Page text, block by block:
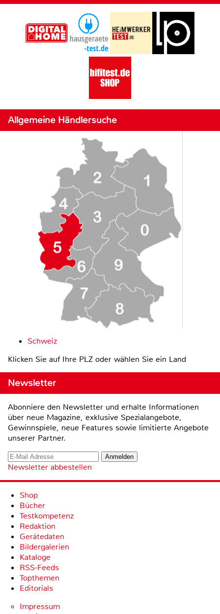
Allgemeine Händlersuche
Schweiz
Klicken Sie auf Ihre PLZ oder wählen Sie ein Land
Newsletter
Abonniere den Newsletter und erhalte Informationen
über neue Magazine, exklusive Spezialangebote,
Gewinnspiele, neue Features sowie limitierte Angebote
unserer Partner.
Newsletter abbestellen
Shop
Bücher
Testkompetenz
Redaktion
Gerätedaten
Bildergalerien
Kataloge
RSS-Feeds
Topthemen
Editorials
Impressum